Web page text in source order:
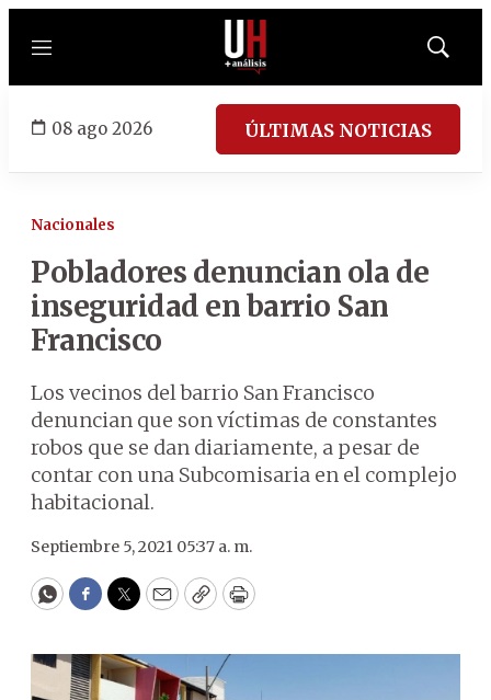
Menú
Mostrar
08 ago 2026 ÚLTIMAS NOTICIAS
Nacionales
Pobladores denuncian ola de
inseguridad en barrio San
Francisco
Los vecinos del barrio San Francisco
denuncian que son víctimas de constantes
robos que se dan diariamente, a pesar de
contar con una Subcomisaria en el complejo
habitacional.
Septiembre 5, 2021 05:37 a. m.
WhatsApp
Facebook
Twitter
EmailCopyPrint